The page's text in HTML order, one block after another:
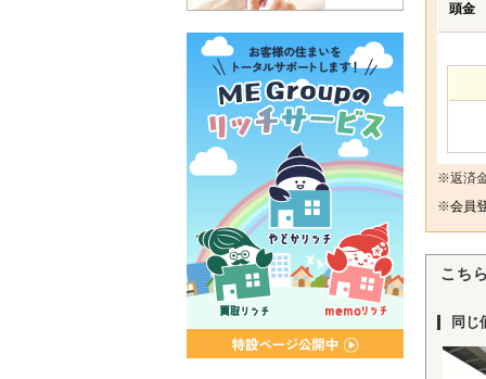
頭金
※返済
※会員
こち
同じ